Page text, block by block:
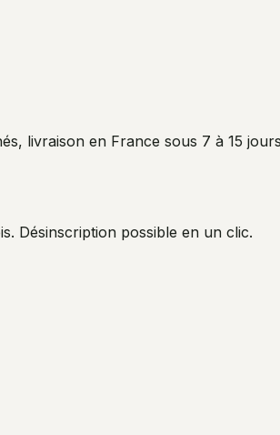
livraison en France sous 7 à 15
Désinscription possible en un clic.